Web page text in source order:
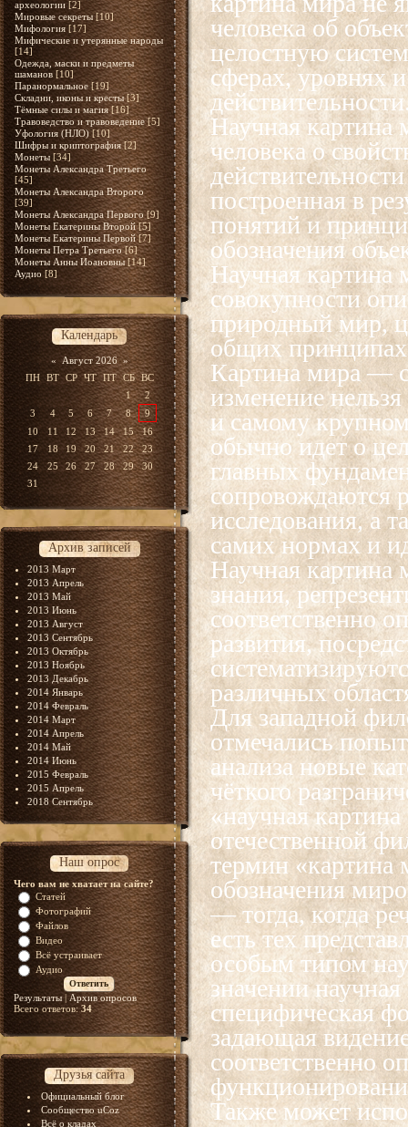
археологии [2]
Мировые секреты [10]
Мифология [17]
Мифические и утерянные народы
[14]
Одежда, маски и предметы
шаманов [10]
Паранормальное [19]
Складни, иконы и кресты [3]
Тёмные силы и магия [16]
Травоведство и травоведение [5]
Уфология (НЛО) [10]
Шифры и криптография [2]
Монеты [34]
Монеты Александра Третьего
[45]
Монеты Александра Второго
[39]
Монеты Александра Первого [9]
Монеты Екатерины Второй [5]
Монеты Екатерины Первой [7]
Монеты Петра Третьего [6]
Монеты Анны Иоановны [14]
Аудио [8]
Календарь
« Август 2026 »
ПН ВТ СР ЧТ ПТ СБ ВС
1
2
3
4 5 6 7 8
9
10
11 12 13 14 15
16
17
18 19 20 21 22
23
24
25 26 27 28 29
30
31
Архив записей
2013 Март
2013 Апрель
2013 Май
2013 Июнь
2013 Август
2013 Сентябрь
2013 Октябрь
2013 Ноябрь
2013 Декабрь
2014 Январь
2014 Февраль
2014 Март
2014 Апрель
2014 Май
2014 Июнь
2015 Февраль
2015 Апрель
2018 Сентябрь
Наш опрос
Чего вам не хватает на сайте?
Статей
Фотографий
Файлов
Видео
Всё устраивает
Аудио
Результаты|Архив опросов
Всего ответов:34
Друзья сайта
Официальный блог
Сообщество uCoz
Всё о кладах
человека об
целостную
сферах, уровнях
Научная картина
человека о
построенная в
понятий и
обозначения
Научная
совокупности
природный мир,
общих принципах
Картина мира —
изменение
и самому
обычно идет о
главных
сопровождаются
исследования, а
самих нормах и
Научная картина
знания,
соответственно
развития,
различных
Для западной
отмечались
анализа новые
чёткого
«научная
отечественной
термин «картина
обозначения
— тогда, когда
есть тех
особым типом
значении
специфическая
задающая
соответственно
Также может